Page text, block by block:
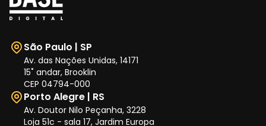
São Paulo | SP
Av. das Nações Unidas, 14171
15˚ andar, Brooklin
CEP 04794-000
Porto Alegre | RS
Av. Doutor Nilo Peçanha, 3228
Loja 51c - sala 17, Jardim Europa